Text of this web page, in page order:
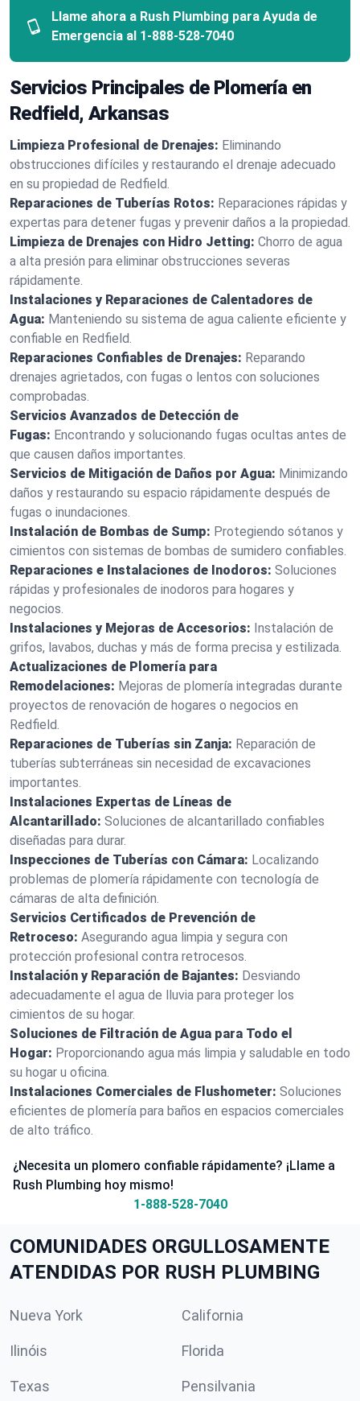
Llame ahora a Rush Plumbing para Ayuda de
Emergencia al 1-888-528-7040
Servicios Principales de Plomería en
Redfield, Arkansas
Limpieza Profesional de Drenajes: Eliminando
obstrucciones difíciles y restaurando el drenaje adecuado
en su propiedad de Redfield.
Reparaciones de Tuberías Rotos: Reparaciones rápidas y
expertas para detener fugas y prevenir daños a la propiedad.
Limpieza de Drenajes con Hidro Jetting: Chorro de agua
a alta presión para eliminar obstrucciones severas
rápidamente.
Instalaciones y Reparaciones de Calentadores de
Agua: Manteniendo su sistema de agua caliente eficiente y
confiable en Redfield.
Reparaciones Confiables de Drenajes: Reparando
drenajes agrietados, con fugas o lentos con soluciones
comprobadas.
Servicios Avanzados de Detección de
Fugas: Encontrando y solucionando fugas ocultas antes de
que causen daños importantes.
Servicios de Mitigación de Daños por Agua: Minimizando
daños y restaurando su espacio rápidamente después de
fugas o inundaciones.
Instalación de Bombas de Sump: Protegiendo sótanos y
cimientos con sistemas de bombas de sumidero confiables.
Reparaciones e Instalaciones de Inodoros: Soluciones
rápidas y profesionales de inodoros para hogares y
negocios.
Instalaciones y Mejoras de Accesorios: Instalación de
grifos, lavabos, duchas y más de forma precisa y estilizada.
Actualizaciones de Plomería para
Remodelaciones: Mejoras de plomería integradas durante
proyectos de renovación de hogares o negocios en
Redfield.
Reparaciones de Tuberías sin Zanja: Reparación de
tuberías subterráneas sin necesidad de excavaciones
importantes.
Instalaciones Expertas de Líneas de
Alcantarillado: Soluciones de alcantarillado confiables
diseñadas para durar.
Inspecciones de Tuberías con Cámara: Localizando
problemas de plomería rápidamente con tecnología de
cámaras de alta definición.
Servicios Certificados de Prevención de
Retroceso: Asegurando agua limpia y segura con
protección profesional contra retrocesos.
Instalación y Reparación de Bajantes: Desviando
adecuadamente el agua de lluvia para proteger los
cimientos de su hogar.
Soluciones de Filtración de Agua para Todo el
Hogar: Proporcionando agua más limpia y saludable en todo
su hogar u oficina.
Instalaciones Comerciales de Flushometer: Soluciones
eficientes de plomería para baños en espacios comerciales
de alto tráfico.
¿Necesita un plomero confiable rápidamente? ¡Llame a
Rush Plumbing hoy mismo!
1-888-528-7040
COMUNIDADES ORGULLOSAMENTE
ATENDIDAS POR RUSH PLUMBING
Nueva York California
Ilinóis Florida
Texas Pensilvania